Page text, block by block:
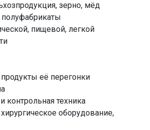
зерно, мёд
пищевой, легкой
её перегонки
контрольная техника
оборудование,